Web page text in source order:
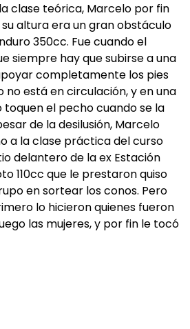
clase teórica, Marcelo por fin
altura era un gran obstáculo
350cc. Fue cuando el
siempre hay que subirse a una
completamente los pies
no está en circulación, y en una
toquen el pecho cuando se la
de la desilusión, Marcelo
a la clase práctica del curso
delantero de la ex Estación
110cc que le prestaron quiso
en sortear los conos. Pero
lo hicieron quienes fueron
las mujeres, y por fin le tocó